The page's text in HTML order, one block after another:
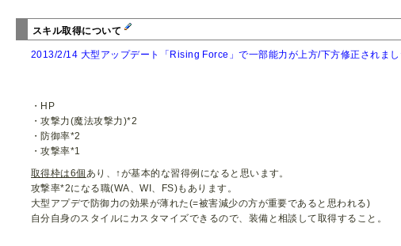
スキル取得について
2013/2/14 大型アップデート「Rising Force」で一部能力が上方/下方修正されま
・HP
・攻撃力(魔法攻撃力)*2
・防御率*2
・攻撃率*1
取得枠は6個 あり、↑が基本的な習得例になると思います。
攻撃率*2になる職(WA、WI、FS)もあります。
大型アプデで防御力の効果が薄れた(=被害減少の方が重要であると思われる)
自分自身のスタイルにカスタマイズできるので、装備と相談して取得すること。